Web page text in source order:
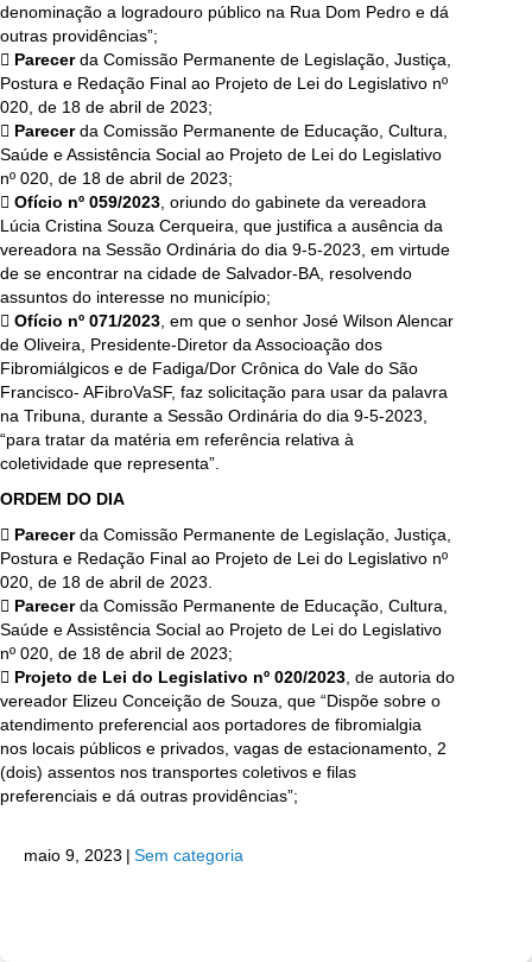
denominação a logradouro público na Rua Dom Pedro e dá
outras providências”;
 Parecerda Comissão Permanente de Legislação, Justiça,
Postura e Redação Final ao Projeto de Lei do Legislativo nº
020, de 18 de abril de 2023;
 Parecerda Comissão Permanente de Educação, Cultura,
Saúde e Assistência Social ao Projeto de Lei do Legislativo
nº 020, de 18 de abril de 2023;
 Ofício nº 059/2023 , oriundo do gabinete da vereadora
Lúcia Cristina Souza Cerqueira, que justifica a ausência da
vereadora na Sessão Ordinária do dia 9-5-2023, em virtude
de se encontrar na cidade de Salvador-BA, resolvendo
assuntos do interesse no município;
 Ofício nº 071/2023 , em que o senhor José Wilson Alencar
de Oliveira, Presidente-Diretor da Associoação dos
Fibromiálgicos e de Fadiga/Dor Crônica do Vale do São
Francisco- AFibroVaSF, faz solicitação para usar da palavra
na Tribuna, durante a Sessão Ordinária do dia 9-5-2023,
“para tratar da matéria em referência relativa à
coletividade que representa”.
ORDEM DO DIA
 Parecerda Comissão Permanente de Legislação, Justiça,
Postura e Redação Final ao Projeto de Lei do Legislativo nº
020, de 18 de abril de 2023.
 Parecerda Comissão Permanente de Educação, Cultura,
Saúde e Assistência Social ao Projeto de Lei do Legislativo
nº 020, de 18 de abril de 2023;
 Projeto de Lei do Legislativo nº 020/2023 , de autoria do
vereador Elizeu Conceição de Souza, que “Dispõe sobre o
atendimento preferencial aos portadores de fibromialgia
nos locais públicos e privados, vagas de estacionamento, 2
(dois) assentos nos transportes coletivos e filas
preferenciais e dá outras providências”;
maio 9, 2023 | Sem categoria